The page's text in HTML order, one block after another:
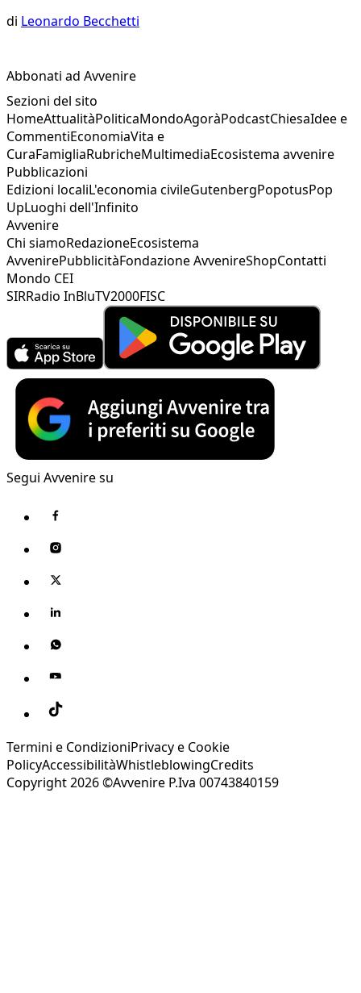
di Leonardo Becchetti
Abbonati ad Avvenire
Sezioni del sito
HomeAttualitàPoliticaMondoAgoràPodcastChiesaIdee e
CommentiEconomiaVita e
CuraFamigliaRubricheMultimediaEcosistema avvenire
Pubblicazioni
Edizioni localiL'economia civileGutenbergPopotusPop
UpLuoghi dell'Infinito
Avvenire
Chi siamoRedazioneEcosistema
AvvenirePubblicitàFondazione AvvenireShopContatti
Mondo CEI
SIRRadio InBluTV2000FISC
Segui Avvenire su
Termini e CondizioniPrivacy e Cookie
PolicyAccessibilitàWhistleblowingCredits
Copyright 2026 ©Avvenire P.Iva 00743840159